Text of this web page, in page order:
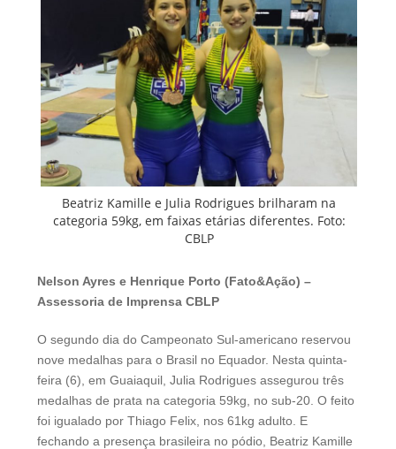
Beatriz Kamille e Julia Rodrigues brilharam na
categoria 59kg, em faixas etárias diferentes. Foto:
CBLP
Nelson Ayres e Henrique Porto (Fato&Ação) –
Assessoria de Imprensa CBLP
O segundo dia do Campeonato Sul-americano reservou
nove medalhas para o Brasil no Equador. Nesta quinta-
feira (6), em Guaiaquil, Julia Rodrigues assegurou três
medalhas de prata na categoria 59kg, no sub-20. O feito
foi igualado por Thiago Felix, nos 61kg adulto. E
fechando a presença brasileira no pódio, Beatriz Kamille